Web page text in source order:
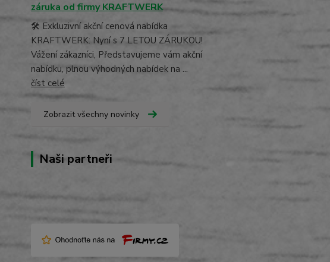
záruka od firmy KRAFTWERK
🛠️ Exkluzivní akční cenová nabídka
KRAFTWERK: Nyní s 7 LETOU ZÁRUKOU!
Vážení zákazníci, Představujeme vám akční
nabídku, plnou výhodných nabídek na ...
číst celé
Zobrazit všechny novinky
Naši partneři